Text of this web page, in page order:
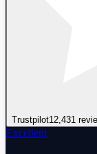
Trustpilot12,431
Excellent